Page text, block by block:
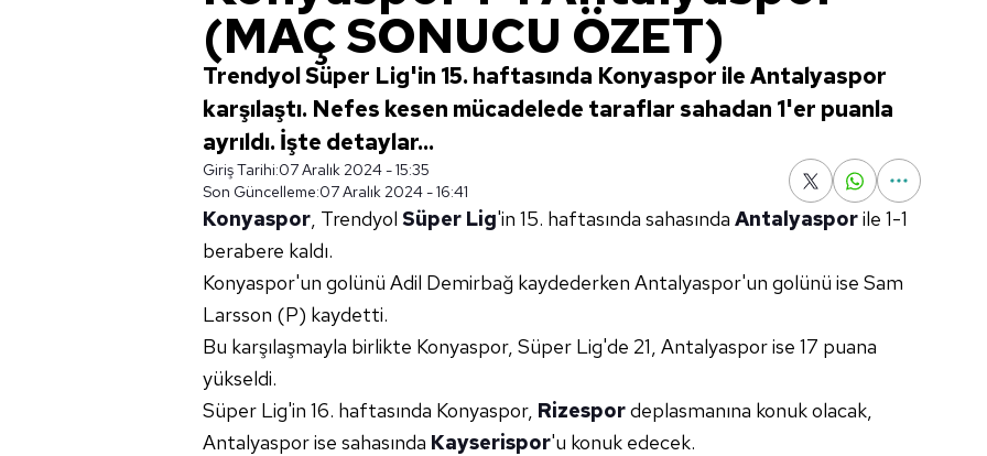
(MAÇ SONUCU ÖZET)
Trendyol Süper Lig'in 15. haftasında Konyaspor ile Antalyaspor
karşılaştı. Nefes kesen mücadelede taraflar sahadan 1'er puanla
ayrıldı. İşte detaylar...
Giriş Tarihi:07 Aralık 2024 - 15:35
Son Güncelleme:07 Aralık 2024 - 16:41
Konyaspor, Trendyol Süper Lig'in 15. haftasında sahasında Antalyasporile 1-1
berabere kaldı.
Konyaspor'un golünü Adil Demirbağ kaydederken Antalyaspor'un golünü ise Sam
Larsson (P) kaydetti.
Bu karşılaşmayla birlikte Konyaspor, Süper Lig'de 21, Antalyaspor ise 17 puana
yükseldi.
Süper Lig'in 16. haftasında Konyaspor, Rizespordeplasmanına konuk olacak,
Antalyaspor ise sahasında Kayserispor'u konuk edecek.